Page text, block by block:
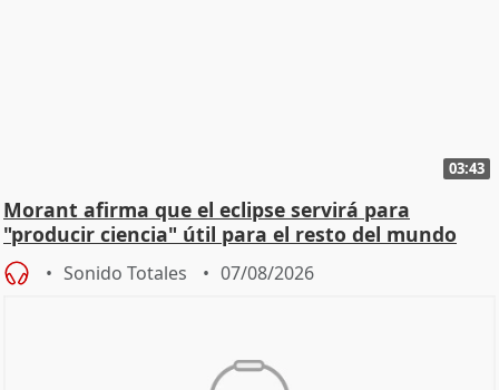
03:43
Morant afirma que el eclipse servirá para
"producir ciencia" útil para el resto del mundo
Sonido Totales 07/08/2026